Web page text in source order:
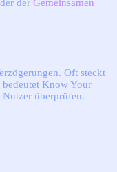
der Gemeinsamen
Oft steckt
Know Your
Nutzer überprüfen.